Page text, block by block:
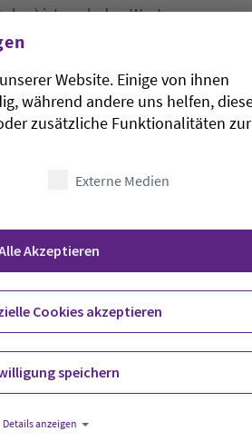
ist nach den Worten
Solidarität. «Gott für die
sagte
Brot gib uns heute»
ärmsten Ländern der Erde
bekräftigte die
global als auch vor der
Einzelnen». Angesichts
heutzutage die
von
Website. Einige von ihnen
während andere uns helfen,
zusätzliche Funktionalitäten zur
Externe Medien
Akzeptieren
Cookies akzeptieren
speichern
Details anzeigen